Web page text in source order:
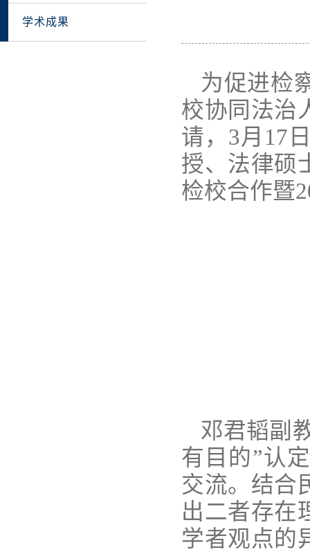
学术成果
为促进检
校协同法治
请，3月17
授、法律硕
检校合作暨
邓君韬副
有目的”认
交流。结合
出二者存在
学者观点的